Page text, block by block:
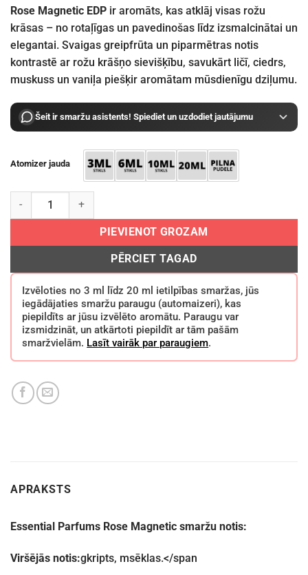
Rose Magnetic EDP ir aromāts, kas atklāj visas rožu
krāsas – no rotaļīgas un pavedinošas līdz izsmalcinātai un
elegantai. Svaigas greipfrūta un piparmētras notis
kontrastē ar rožu krāšņo sievišķību, savukārt ličī, ciedrs,
muskuss un vaniļa piešķir aromātam mūsdienīgu dziļumu.
Šeit ir smaržu asistents! Spiediet un uzdodiet jautājumu
Atomizer jauda
Essential Parfums Rose Magnetic EDP daudzums
PIEVIENOT GROZAM
PĒRCIET TAGAD
Izvēloties no 3 ml līdz 20 ml ietilpības smaržas, jūs
iegādājaties smaržu paraugu (automaizeri), kas
piepildīts ar jūsu izvēlēto aromātu. Paraugu var
izsmidzināt, un atkārtoti piepildīt ar tām pašām
smaržvielām. Lasīt vairāk par paraugiem.
APRAKSTS
Essential Parfums Rose Magnetic smaržu notis:
Viršējās notis:gkripts, msēklas.</span